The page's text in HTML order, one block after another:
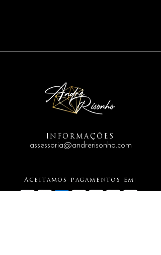
assessoria@andrerisonho.com
INFORMAÇÕES
Aceitamos pagamentos em: